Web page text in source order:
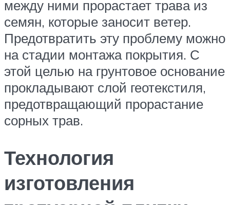
между ними прорастает трава из
семян, которые заносит ветер.
Предотвратить эту проблему можно
на стадии монтажа покрытия. С
этой целью на грунтовое основание
прокладывают слой геотекстиля,
предотвращающий прорастание
сорных трав.
Технология
изготовления